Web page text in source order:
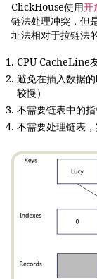
ClickHouse使用开
链法处理冲突，但
址法相对于拉链法
CPU CacheLine
避免在插入数据
较慢）
不需要链表中的
不需要处理链表